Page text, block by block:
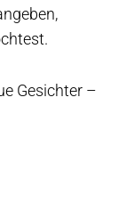
Gesichter –